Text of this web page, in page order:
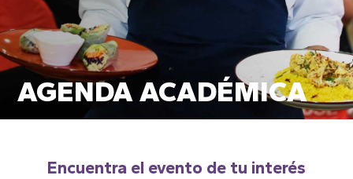
AGENDA ACADÉMICA
Encuentra el evento de tu interés